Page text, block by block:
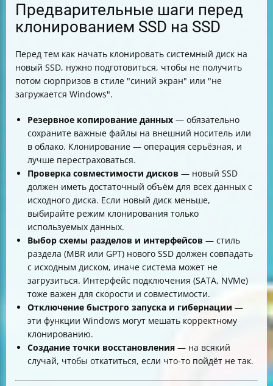
Распространённые проблемы и их решения
Основная логика процесса клонирования
Image
Предварительные шаги перед
клонированием SSD на SSD
Перед тем как начать клонировать системный диск на
новый SSD, нужно подготовиться, чтобы не получить
потом сюрпризов в стиле "синий экран" или "не
загружается Windows".
Резервное копирование данных — обязательно
сохраните важные файлы на внешний носитель или
в облако. Клонирование — операция серьёзная, и
лучше перестраховаться.
Проверка совместимости дисков — новый SSD
должен иметь достаточный объём для всех данных с
исходного диска. Если новый диск меньше,
выбирайте режим клонирования только
используемых данных.
Выбор схемы разделов и интерфейсов — стиль
раздела (MBR или GPT) нового SSD должен совпадать
с исходным диском, иначе система может не
загрузиться. Интерфейс подключения (SATA, NVMe)
тоже важен для скорости и совместимости.
Отключение быстрого запуска и гибернации —
эти функции Windows могут мешать корректному
клонированию.
Создание точки восстановления — на всякий
случай, чтобы откатиться, если что-то пойдёт не так.